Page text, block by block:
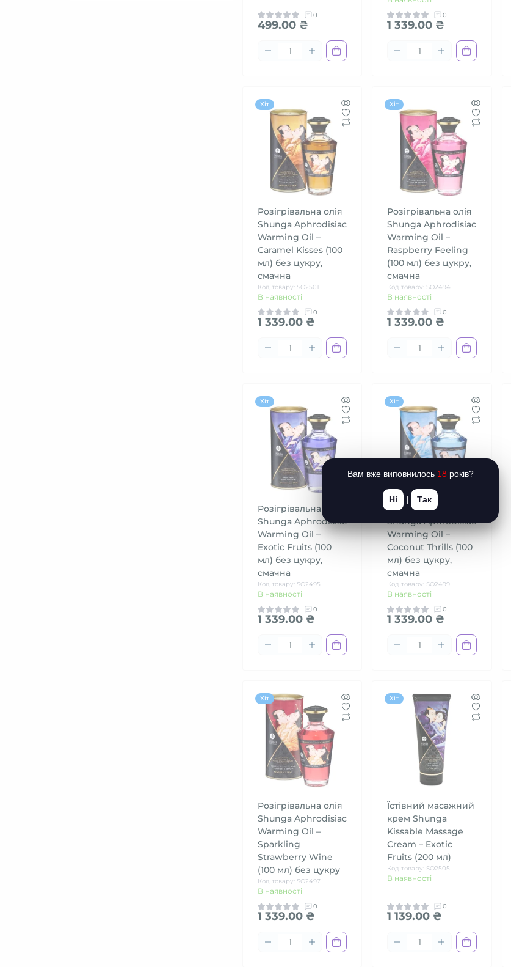
0
499.00 ₴
0
1 339.00 ₴
Хіт
Розігрівальна олія
Shunga Aphrodisiac
Warming Oil –
Caramel Kisses (100
мл) без цукру,
смачна
Код товару: SO2501
В наявності
0
1 339.00 ₴
Хіт
Розігрівальна олія
Shunga Aphrodisiac
Warming Oil –
Raspberry Feeling
(100 мл) без цукру,
смачна
Код товару: SO2494
В наявності
0
1 339.00 ₴
Хіт
Розігрівальна олія
Shunga Aphrodisiac
Warming Oil –
Exotic Fruits (100
мл) без цукру,
смачна
Код товару: SO2495
В наявності
0
1 339.00 ₴
Хіт
Розігрівальна олія
Shunga Aphrodisiac
Warming Oil –
Coconut Thrills (100
мл) без цукру,
смачна
Код товару: SO2499
В наявності
0
1 339.00 ₴
Хіт
Розігрівальна олія
Shunga Aphrodisiac
Warming Oil –
Sparkling
Strawberry Wine
(100 мл) без цукру
Код товару: SO2497
В наявності
0
1 339.00 ₴
Хіт
Їстівний масажний
крем Shunga
Kissable Massage
Cream – Exotic
Fruits (200 мл)
Код товару: SO2505
В наявності
0
1 139.00 ₴
Вам вже виповнилось 18 років?
Ні | Так